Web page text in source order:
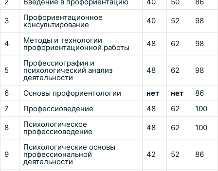
3 Профориентационное
консультирование 40 52 98
4 Методы и технологии
профориентационной работы 48 62 98
5
Профессиография и
психологический анализ
деятельности
48 62 98
6 Основы профориентологии нет нет
86
7
Профессиоведение 48 62 100
8 Психологическое
профессиоведение 48 62 100
9
Психологические основы
профессиональной
деятельности
42 52 86